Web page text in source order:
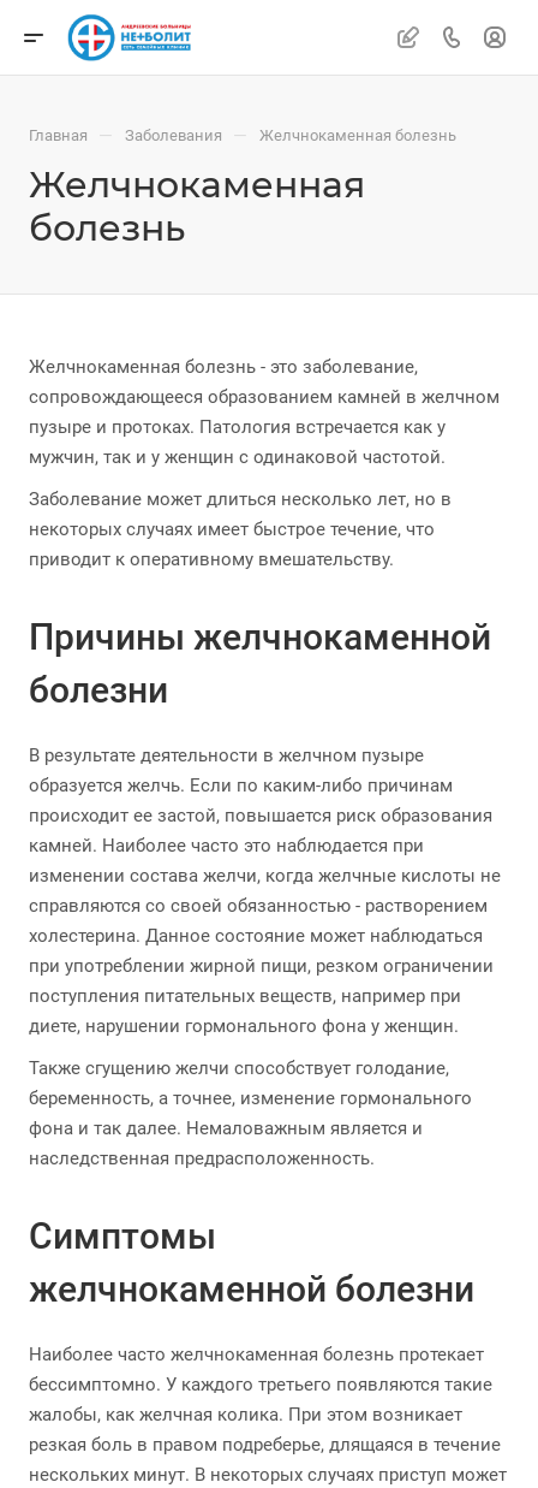
Главная — Заболевания — Желчнокаменная болезнь
Желчнокаменная
болезнь
Желчнокаменная болезнь - это заболевание,
сопровождающееся образованием камней в желчном
пузыре и протоках. Патология встречается как у
мужчин, так и у женщин с одинаковой частотой.
Заболевание может длиться несколько лет, но в
некоторых случаях имеет быстрое течение, что
приводит к оперативному вмешательству.
Причины желчнокаменной
болезни
В результате деятельности в желчном пузыре
образуется желчь. Если по каким-либо причинам
происходит ее застой, повышается риск образования
камней. Наиболее часто это наблюдается при
изменении состава желчи, когда желчные кислоты не
справляются со своей обязанностью - растворением
холестерина. Данное состояние может наблюдаться
при употреблении жирной пищи, резком ограничении
поступления питательных веществ, например при
диете, нарушении гормонального фона у женщин.
Также сгущению желчи способствует голодание,
беременность, а точнее, изменение гормонального
фона и так далее. Немаловажным является и
наследственная предрасположенность.
Симптомы
желчнокаменной болезни
Наиболее часто желчнокаменная болезнь протекает
бессимптомно. У каждого третьего появляются такие
жалобы, как желчная колика. При этом возникает
резкая боль в правом подреберье, длящаяся в течение
нескольких минут. В некоторых случаях приступ может